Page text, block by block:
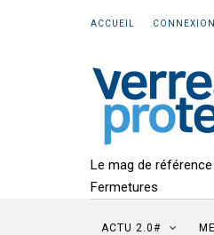
ACCUEIL
Le mag de
Fermetures
ACTU 2.0#